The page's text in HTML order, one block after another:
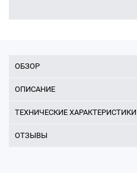
ОБЗОР
ОПИСАНИЕ
ТЕХНИЧЕСКИЕ ХАРАКТЕРИСТИКИ
ОТЗЫВЫ